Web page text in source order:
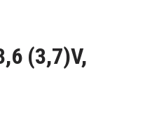
(3,7)V,